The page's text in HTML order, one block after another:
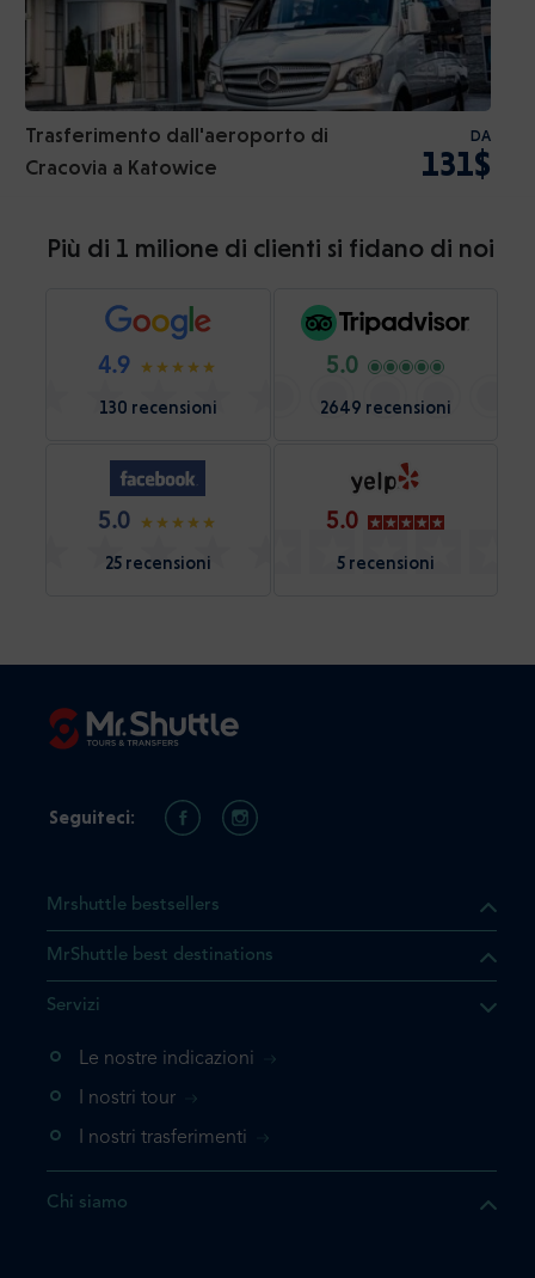
Trasferimento dall'aeroporto di
Cracovia a Katowice
DA
131$
Più di 1 milione di clienti si fidano di noi
4.9
130 recensioni
5.0
2649 recensioni
5.0
25 recensioni
5.0
5 recensioni
il prodotto che state
nuovamente, la
Mrshuttle bestsellers
MrShuttle best destinations
Servizi
Le nostre indicazioni
I nostri tour
I nostri trasferimenti
Chi siamo
Seguiteci: